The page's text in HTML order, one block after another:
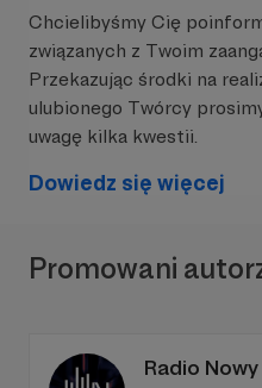
Chcielibyśmy Cię
związanych z Twoim
Przekazując środki na
ulubionego Twórcy
uwagę kilka kwestii.
Dowiedz się więcej
Promowani
Radio